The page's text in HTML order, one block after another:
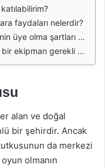
faydaları nelerdir?
olma şartları nelerdir?
gerekli midir?
alan ve doğal
bir şehirdir. Ancak
da merkezi
olmanın